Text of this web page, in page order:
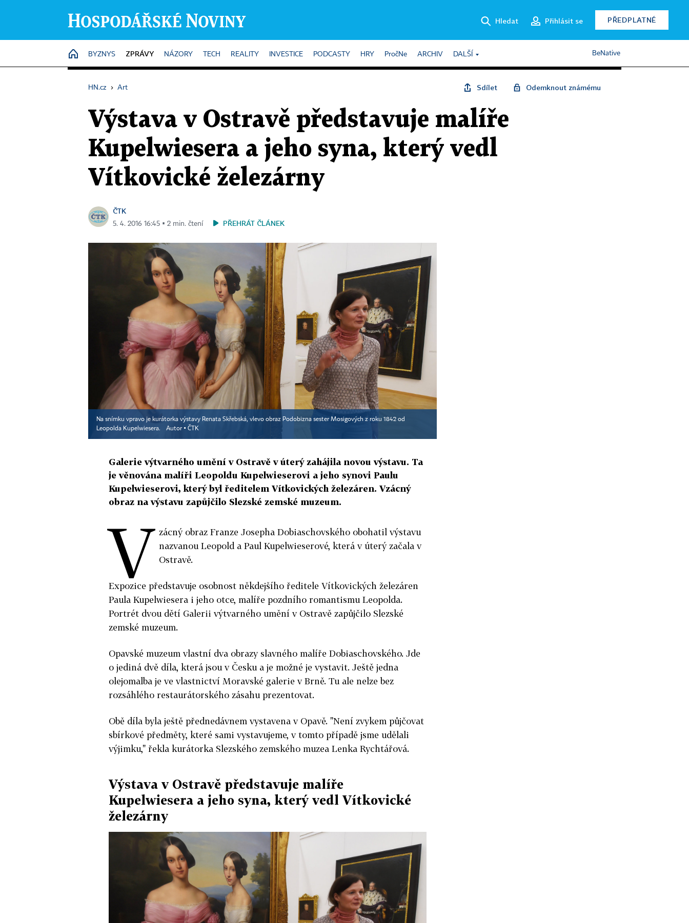
Hledat Přihlásit se PŘEDPLATNÉ
HOME
BYZNYS ZPRÁVY NÁZORY TECH REALITY INVESTICE PODCASTY HRY PročNe ARCHIV DALŠÍ BeNative
HN.cz › Art Sdílet Odemknout známému
Výstava v Ostravě představuje malíře
Kupelwiesera a jeho syna, který vedl
Vítkovické železárny
ČTK
5. 4. 2016 16:45 ▪ 2 min. čtení PŘEHRÁT ČLÁNEK
Na snímku vpravo je kurátorka výstavy Renata Skřebská, vlevo obraz Podobizna sester Mosigových z roku 1842 od
Leopolda Kupelwiesera.
Autor ▪ ČTK
Galerie výtvarného umění v Ostravě v úterý zahájila novou výstavu. Ta
je věnována malíři Leopoldu Kupelwieserovi a jeho synovi Paulu
Kupelwieserovi, který byl ředitelem Vítkovických železáren. Vzácný
obraz na výstavu zapůjčilo Slezské zemské muzeum.
V zácný obraz Franze Josepha Dobiaschovského obohatil výstavu
nazvanou Leopold a Paul Kupelwieserové, která v úterý začala v
Ostravě.
Expozice představuje osobnost někdejšího ředitele Vítkovických železáren
Paula Kupelwiesera i jeho otce, malíře pozdního romantismu Leopolda.
Portrét dvou dětí Galerii výtvarného umění v Ostravě zapůjčilo Slezské
zemské muzeum.
Opavské muzeum vlastní dva obrazy slavného malíře Dobiaschovského. Jde
o jediná dvě díla, která jsou v Česku a je možné je vystavit. Ještě jedna
olejomalba je ve vlastnictví Moravské galerie v Brně. Tu ale nelze bez
rozsáhlého restaurátorského zásahu prezentovat.
Obě díla byla ještě přednedávnem vystavena v Opavě. "Není zvykem půjčovat
sbírkové předměty, které sami vystavujeme, v tomto případě jsme udělali
výjimku," řekla kurátorka Slezského zemského muzea Lenka Rychtářová.
Výstava v Ostravě představuje malíře
Kupelwiesera a jeho syna, který vedl Vítkovické
železárny